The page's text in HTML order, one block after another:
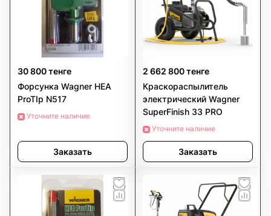
30 800 тенге
Форсунка Wagner HEA
ProTIp N517
Уточните наличие
Заказать
2 662 800 тенге
Краскораспылитель
электрический Wagner
SuperFinish 33 PRO
Уточните наличие
Заказать